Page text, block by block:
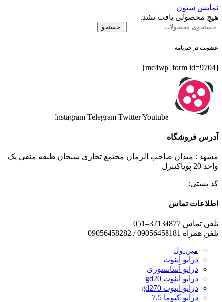
نمایش ستون
هیچ محصولی یافت نشد.
جستجو
عضویت در خبرنامه
[mc4wp_form id=9704]
Instagram Telegram TwitterYoutube
آدرس فروشگاه
مشهد : میدان صاحب الزمان مجتمع تجاری سبحان طبقه منفی یک
واحد 20 پویاکنترل
کد پستی:
اطلاعات تماس
تلفن تماس 37134877–051
تلفن همراه 09056458181 / 09056458282
مین ول
درایو اینوت
درایو آسانسوری
درایو اینوت gd20
درایو اینوت gd270
درایو کیوما 7.5